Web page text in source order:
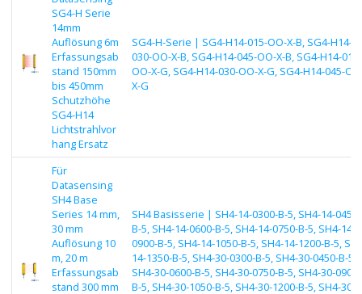
SG4-H Serie
14mm
Auflösung 6m
Erfassungsab
stand 150mm
bis 450mm
Schutzhöhe
SG4-H14
Lichtstrahlvor
hang Ersatz
SG4-H-Serie | SG4-H14-015-OO-X-B, SG4-H14-
030-OO-X-B, SG4-H14-045-OO-X-B, SG4-H14-015-
OO-X-G, SG4-H14-030-OO-X-G, SG4-H14-045-
X-G
Für
Datasensing
SH4 Base
Series 14 mm,
30 mm
Auflösung 10
m, 20 m
Erfassungsab
stand 300 mm
SH4 Basisserie | SH4-14-0300-B-5, SH4-14-0450-
B-5, SH4-14-0600-B-5, SH4-14-0750-B-5, SH4-14-
0900-B-5, SH4-14-1050-B-5, SH4-14-1200-B-5,
14-1350-B-5, SH4-30-0300-B-5, SH4-30-0450-B-5,
SH4-30-0600-B-5, SH4-30-0750-B-5, SH4-30-0900-
B-5, SH4-30-1050-B-5, SH4-30-1200-B-5, SH4-30-